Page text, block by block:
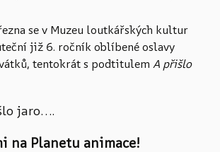
se v Muzeu loutkářských kultur
již 6. ročník oblíbené oslavy
tentokrát s podtitulem A přišlo
jaro....
na Planetu animace!